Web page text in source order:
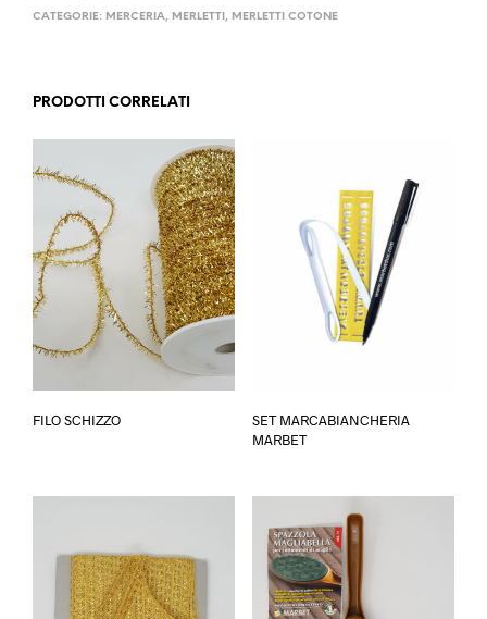
CATEGORIE: MERCERIA, MERLETTI , MERLETTI COTONE
PRODOTTI CORRELATI
FILO SCHIZZO
varianti.
possono
essere
scelte
SET MARCABIANCHERIA
MARBET